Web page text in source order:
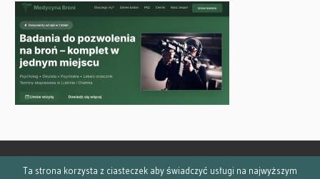
Ta strona korzysta z ciasteczek aby świadczyć usługi na najwyższym